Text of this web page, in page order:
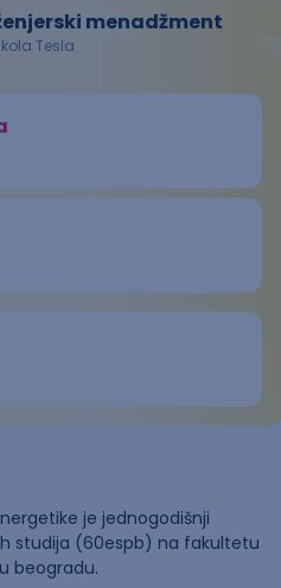
menadžment
Tesla
je jednogodišnji
studija (60espb) na fakultetu
beogradu.